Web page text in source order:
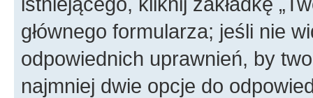
głównego formularza; jeśli nie
odpowiednich uprawnień, by
najmniej dwie opcje do